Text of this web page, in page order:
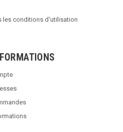
les conditions d'utilisation